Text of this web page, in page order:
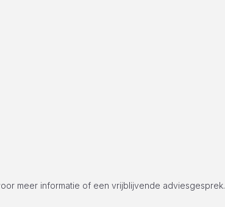
meer informatie of een vrijblijvende adviesgesprek.